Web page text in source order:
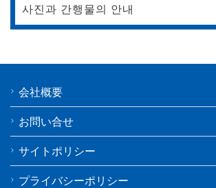
사진과 간행물의 안내
会社概要
お問い合せ
サイトポリシー
プライバシーポリシー